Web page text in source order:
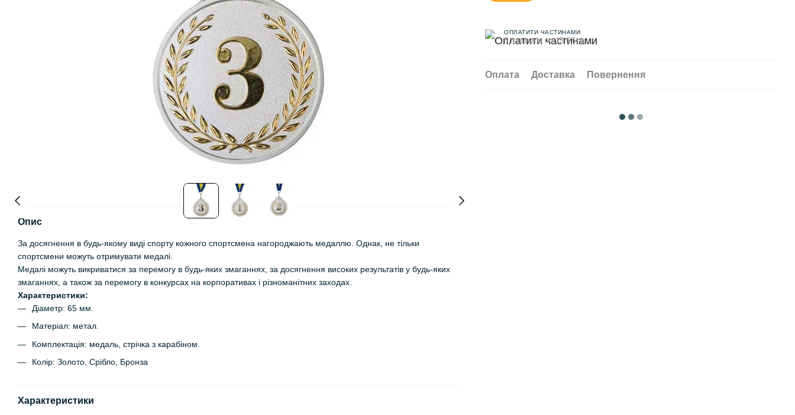
Опис
За досягнення в будь-якому виді спорту кожного спортсмена нагороджають медаллю. Однак, не тільки
спортсмени можуть отримувати медалі.
Медалі можуть викриватися за перемогу в будь-яких змаганнях, за досягнення високих результатів у будь-яких
змаганнях, а також за перемогу в конкурсах на корпоративах і різноманітних заходах.
Характеристики:
Діаметр: 65 мм.
Матеріал: метал.
Комплектація: медаль, стрічка з карабіном.
Колір: Золото, Срібло, Бронза
Характеристики
ОПЛАТИТИ ЧАСТИНАМИ
6 платежів по 15.67 грн
Оплата Доставка Повернення